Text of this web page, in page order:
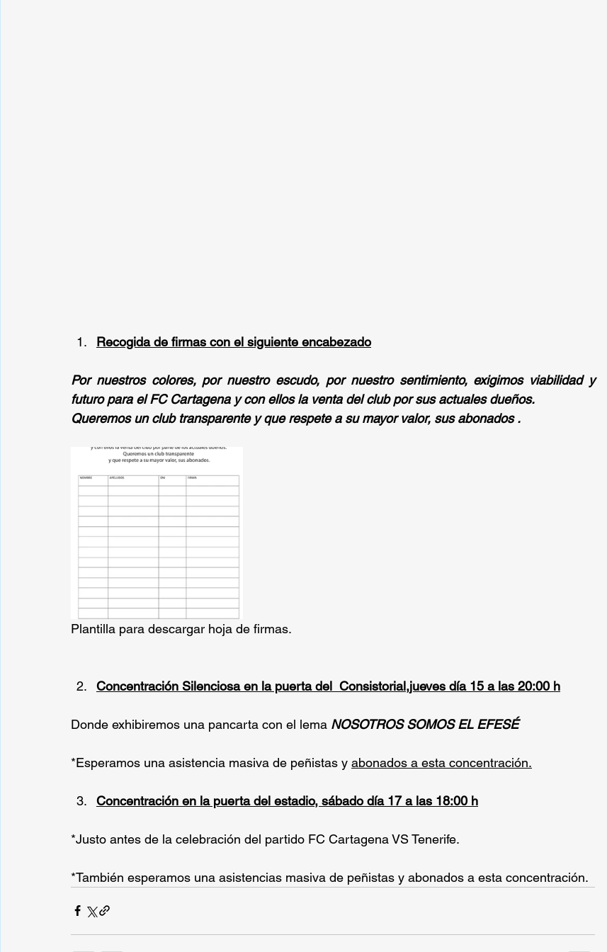
Recogida de firmas con el siguiente encabezado
Por nuestros colores, por nuestro escudo, por nuestro sentimiento, exigimos viabilidad y
futuro para el FC Cartagena y con ellos la venta del club por sus actuales dueños.
Queremos un club transparente y que respete a su mayor valor, sus abonados .
Plantilla para descargar hoja de firmas.
Concentración Silenciosa en la puerta del  Consistorial,jueves día 15 a las 20:00 h
Donde exhibiremos una pancarta con el lema NOSOTROS SOMOS EL EFESÉ
*Esperamos una asistencia masiva de peñistas y abonados a esta concentración.
Concentración en la puerta del estadio, sábado día 17 a las 18:00 h
*Justo antes de la celebración del partido FC Cartagena VS Tenerife.
*También esperamos una asistencias masiva de peñistas y abonados a esta concentración.